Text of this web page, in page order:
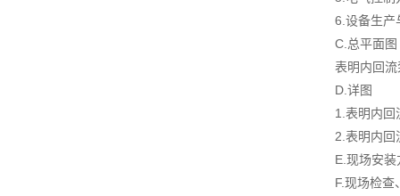
6.设备生产
C.总平面图
表明内回
D.详图
1.表明内回
2.表明内回
E.现场安
F.现场检查